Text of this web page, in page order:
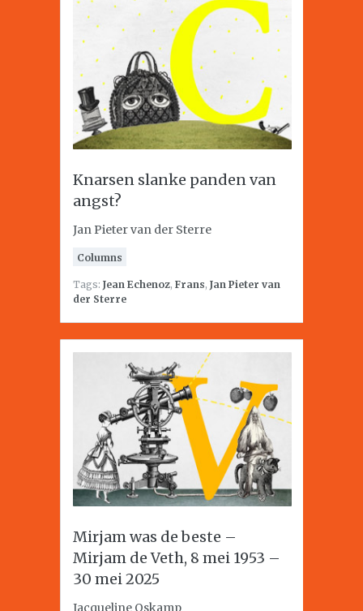
Knarsen slanke panden van
angst?
Jan Pieter van der Sterre
Columns
Tags: Jean Echenoz, Frans, Jan Pieter van
der Sterre
Mirjam was de beste –
Mirjam de Veth, 8 mei 1953 –
30 mei 2025
Jacqueline Oskamp